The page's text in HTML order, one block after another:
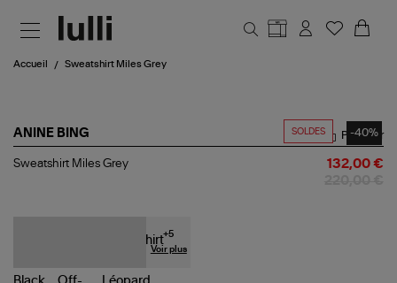
Accueil Sweatshirt Miles Grey
SOLDES -40%
ANINE BING
Sweatshirt
Partager
Sweatshirt Miles Grey 132,00 €
+5
Voir plus